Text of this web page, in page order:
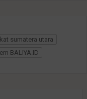
sumatera utara
BALIYA.ID